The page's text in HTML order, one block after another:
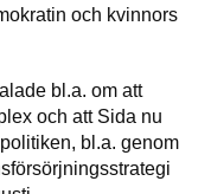
och kvinnors
bl.a. om att
och att Sida nu
bl.a. genom